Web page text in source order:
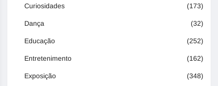
Curiosidades (173)
Dança (32)
Educação (252)
Entretenimento (162)
Exposição (348)